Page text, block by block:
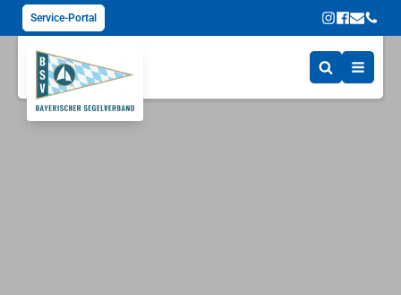
Service-Portal